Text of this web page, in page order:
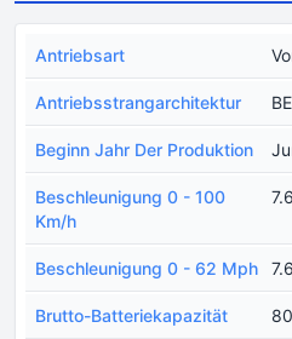
Antriebsart
Antriebsstrangarchitektur
Beginn Jahr Der Produktion
Beschleunigung 0 - 100
Km/h
Beschleunigung 0 - 62 Mph
Brutto-Batteriekapazität